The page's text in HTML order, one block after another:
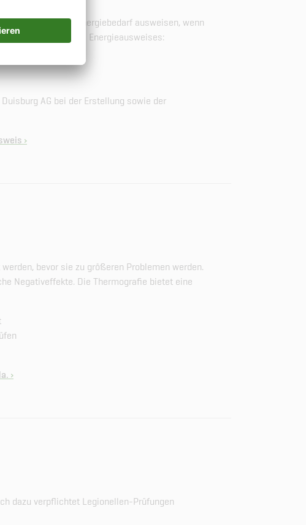
deren Energiebedarf ausweisen, wenn
zwei Modelle des Energieausweises:
AG bei der Erstellung sowie der
bevor sie zu größeren Problemen werden.
Negativeffekte. Die Thermografie bietet eine
dazu verpflichtet Legionellen-Prüfungen